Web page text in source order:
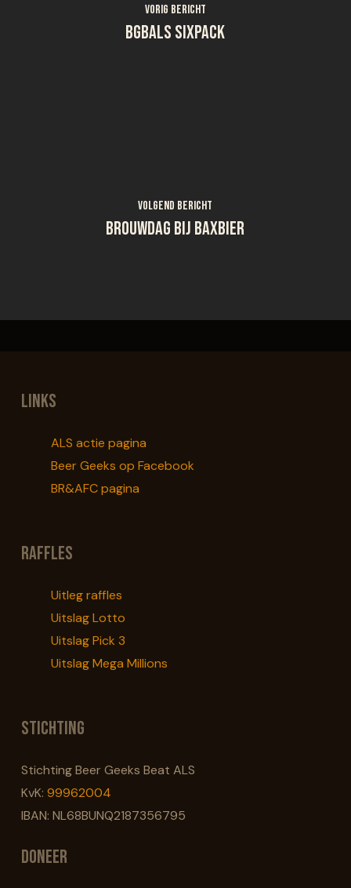
Vorig bericht
BGBALS sixpack
Volgend bericht
Brouwdag bij Baxbier
Links
ALS actie pagina
Beer Geeks op Facebook
BR&AFC pagina
Raffles
Uitleg raffles
Uitslag Lotto
Uitslag Pick 3
Uitslag Mega Millions
Stichting
Stichting Beer Geeks Beat ALS
KvK: 99962004
IBAN: NL68BUNQ2187356795
Doneer